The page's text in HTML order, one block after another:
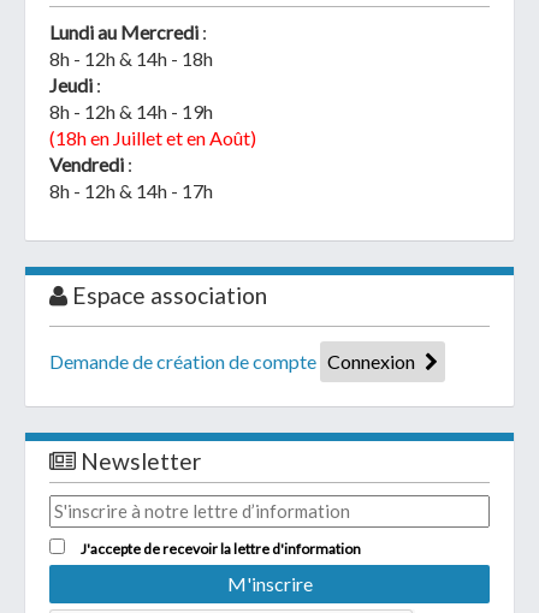
Lundi au Mercredi :
8h - 12h & 14h - 18h
Jeudi :
8h - 12h & 14h - 19h
(18h en Juillet et en Août)
Vendredi :
8h - 12h & 14h - 17h
Espace association
Demande de création de compte Connexion
Newsletter
J'accepte de recevoir la lettre d'information